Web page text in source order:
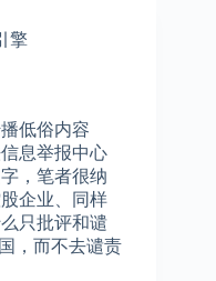
擎
低俗内容
息举报中心
，笔者很纳
企业、同样
只批评和谴
，而不去谴责